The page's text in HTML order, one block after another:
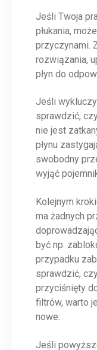
Jeśli Twoja
płukania,
przyczynami.
rozwiązania,
płyn do
Jeśli
sprawdzić,
nie jest
płynu
swobodny
wyjąć
Kolejnym
ma żadnych
być np.
przypadku
sprawdzić,
przyciśnięty
filtrów, warto
nowe.
Jeśli